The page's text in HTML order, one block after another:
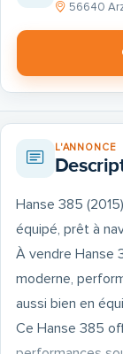
56640
L'ANNONCE
Hanse 385
équipé, prêt à
À vendre Hanse
moderne,
aussi bien en
Ce Hanse 385